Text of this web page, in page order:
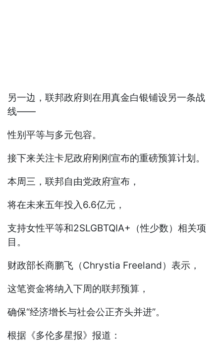
另一边，联邦政府则在用真金白银铺设另一条战
线——
性别平等与多元包容。
接下来关注卡尼政府刚刚宣布的重磅预算计划。
本周三，联邦自由党政府宣布，
将在未来五年投入6.6亿元，
支持女性平等和2SLGBTQIA+（性少数）相关项
目。
财政部长商鹏飞（Chrystia Freeland）表示，
这笔资金将纳入下周的联邦预算，
确保“经济增长与社会公正齐头并进”。
根据《多伦多星报》报道：